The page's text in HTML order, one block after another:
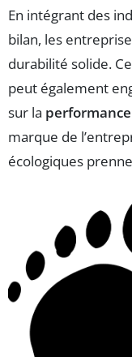
En intégrant des
bilan, les
durabilité solide.
peut également
sur la
marque de
écologiques